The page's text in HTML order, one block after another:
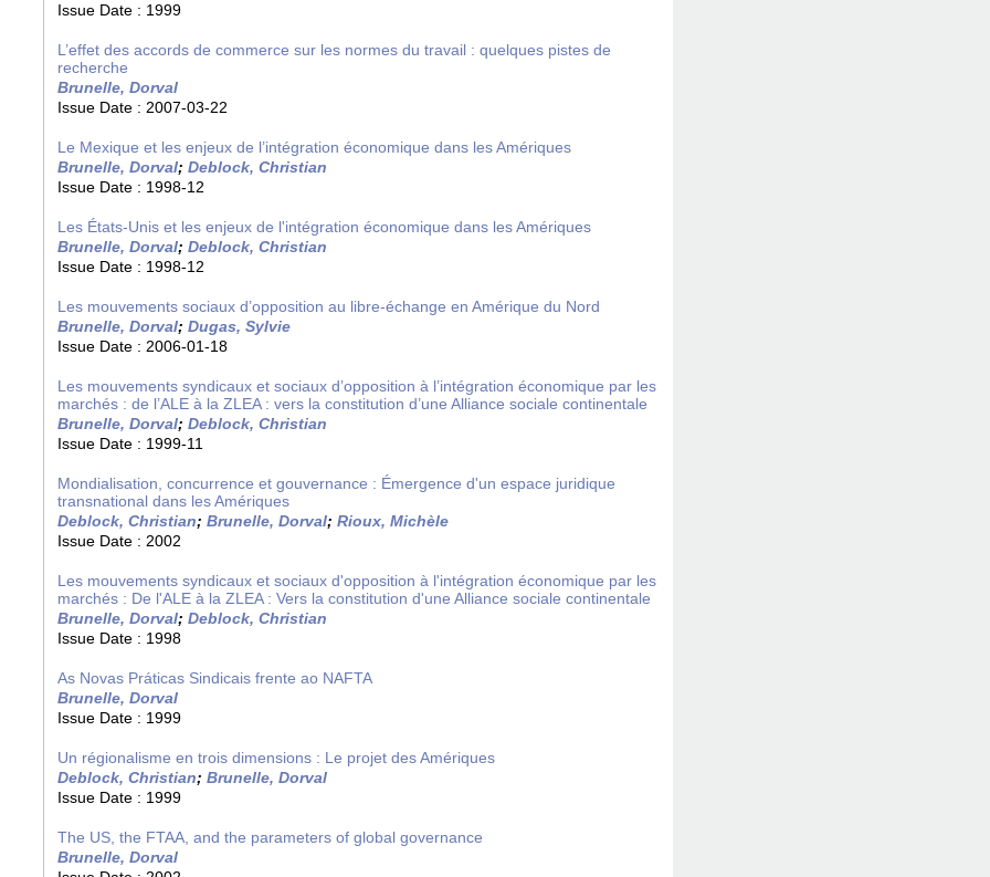
Issue Date : 1999
L’effet des accords de commerce sur les normes du travail : quelques pistes de
recherche
Brunelle, Dorval
Issue Date : 2007-03-22
Le Mexique et les enjeux de l’intégration économique dans les Amériques
Brunelle, Dorval; Deblock, Christian
Issue Date : 1998-12
Les États-Unis et les enjeux de l'intégration économique dans les Amériques
Brunelle, Dorval; Deblock, Christian
Issue Date : 1998-12
Les mouvements sociaux d’opposition au libre-échange en Amérique du Nord
Brunelle, Dorval; Dugas, Sylvie
Issue Date : 2006-01-18
Les mouvements syndicaux et sociaux d’opposition à l’intégration économique par les
marchés : de l’ALE à la ZLEA : vers la constitution d’une Alliance sociale continentale
Brunelle, Dorval; Deblock, Christian
Issue Date : 1999-11
Mondialisation, concurrence et gouvernance : Émergence d'un espace juridique
transnational dans les Amériques
Deblock, Christian; Brunelle, Dorval; Rioux, Michèle
Issue Date : 2002
Les mouvements syndicaux et sociaux d'opposition à l'intégration économique par les
marchés : De l'ALE à la ZLEA : Vers la constitution d'une Alliance sociale continentale
Brunelle, Dorval; Deblock, Christian
Issue Date : 1998
As Novas Práticas Sindicais frente ao NAFTA
Brunelle, Dorval
Issue Date : 1999
Un régionalisme en trois dimensions : Le projet des Amériques
Deblock, Christian; Brunelle, Dorval
Issue Date : 1999
The US, the FTAA, and the parameters of global governance
Brunelle, Dorval